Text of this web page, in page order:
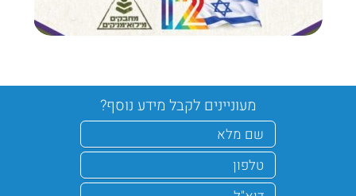
מעוניינים לקבל מידע נוסף?